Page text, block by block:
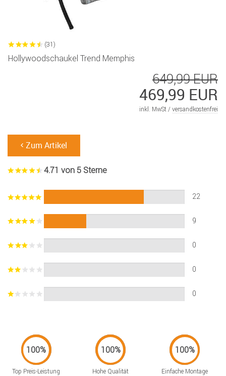
(31)
Hollywoodschaukel Trend Memphis
649,99 EUR
469,99 EUR
inkl. MwSt / versandkostenfrei
Zum Artikel
4.71 von 5 Sterne
22
9
0
0
0
Top Preis-Leistung Hohe Qualität Einfache Montage